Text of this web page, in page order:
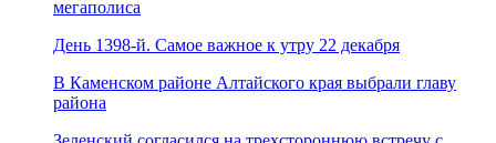
мегаполиса
День 1398-й. Самое важное к утру 22 декабря
В Каменском районе Алтайского края выбрали главу
района